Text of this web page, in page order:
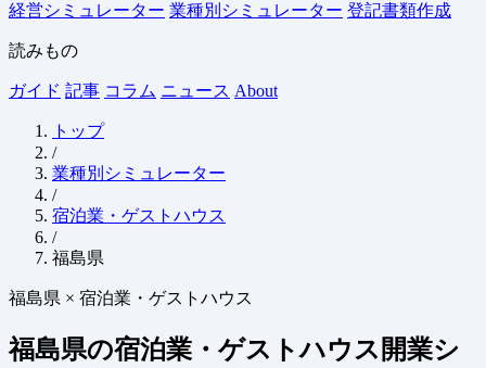
経営シミュレーター 業種別シミュレーター 登記書類作成
読みもの
ガイド 記事 コラム ニュース About
トップ
/
業種別シミュレーター
/
宿泊業・ゲストハウス
/
福島県
福島県 × 宿泊業・ゲストハウス
福島県の宿泊業・ゲストハウス開業シ